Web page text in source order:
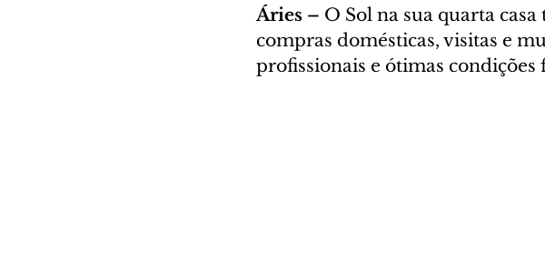
Áries – O Sol na sua quarta
compras domésticas, visitas e
profissionais e ótimas condições